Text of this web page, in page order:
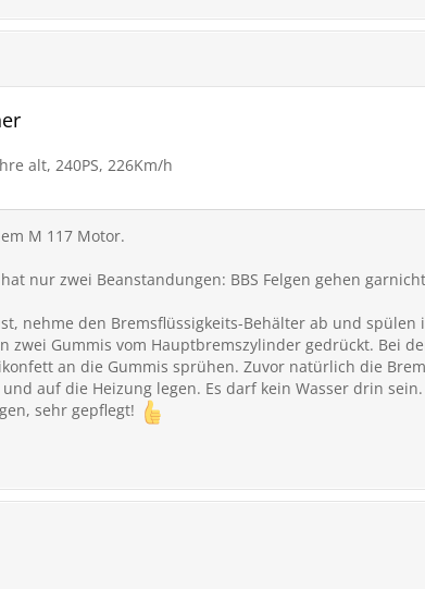
alt, 240PS, 226Km/h
M 117 Motor.
nur zwei Beanstandungen: BBS Felgen gehen
nehme den Bremsflüssigkeits-Behälter ab und
zwei Gummis vom Hauptbremszylinder gedrückt. Bei
an die Gummis sprühen. Zuvor natürlich die
auf die Heizung legen. Es darf kein Wasser drin
sehr gepflegt!